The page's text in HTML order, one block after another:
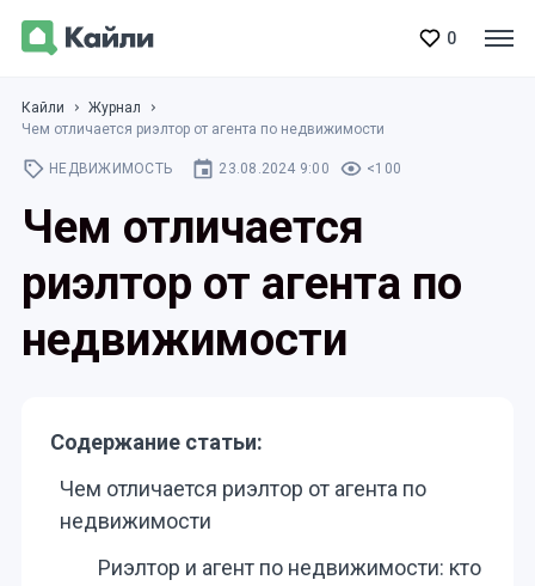
0
Кайли
Журнал
Чем отличается риэлтор от агента по недвижимости
НЕДВИЖИМОСТЬ 23.08.2024 9:00 <100
Чем отличается
риэлтор от агента по
недвижимости
Содержание статьи:
Чем отличается риэлтор от агента по
недвижимости
Риэлтор и агент по недвижимости: кто